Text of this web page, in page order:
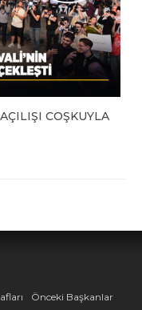
COŞKUYLA
Önceki Başkanlar